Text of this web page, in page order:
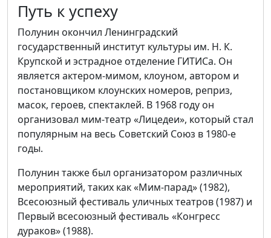
Путь к успеху
Полунин окончил Ленинградский
государственный институт культуры им. Н. К.
Крупской и эстрадное отделение ГИТИСа. Он
является актером-мимом, клоуном, автором и
постановщиком клоунских номеров, реприз,
масок, героев, спектаклей. В 1968 году он
организовал мим-театр «Лицедеи», который стал
популярным на весь Советский Союз в 1980-е
годы.
Полунин также был организатором различных
мероприятий, таких как «Мим-парад» (1982),
Всесоюзный фестиваль уличных театров (1987) и
Первый всесоюзный фестиваль «Конгресс
дураков» (1988).